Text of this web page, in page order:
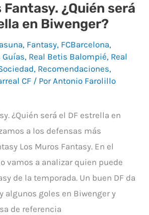
Fantasy. ¿Quién será
en Biwenger?
, Fantasy, FCBarcelona,
, Real Betis Balompié, Real
, Recomendaciones,
CF / PorAntonio Farolillo
¿Quién será el DF estrella en
a los defensas más
Los Muros Fantasy. En el
vamos a analizar quien puede
de la temporada. Un buen DF da
algunos goles en Biwenger y
de referencia